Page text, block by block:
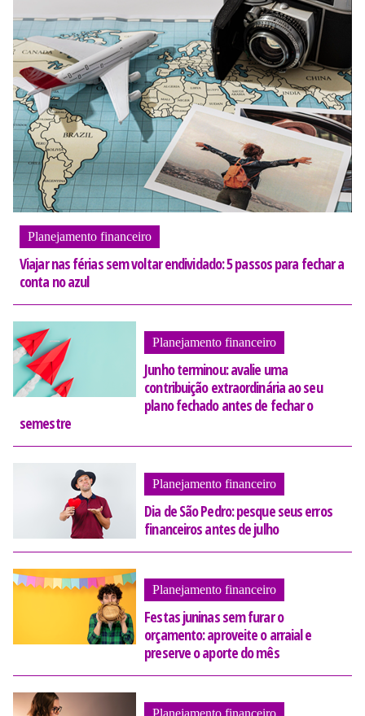
Planejamento financeiro
Viajar nas férias sem voltar endividado: 5 passos para fechar a
conta no azul
Planejamento financeiro
Junho terminou: avalie uma
contribuição extraordinária ao seu
plano fechado antes de fechar o
semestre
Planejamento financeiro
Dia de São Pedro: pesque seus erros
financeiros antes de julho
Planejamento financeiro
Festas juninas sem furar o
orçamento: aproveite o arraial e
preserve o aporte do mês
Planejamento financeiro